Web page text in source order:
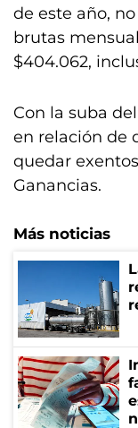
de este año,
brutas
$404.062,
Con la suba
en relación de
quedar
Ganancias.
Más noticias